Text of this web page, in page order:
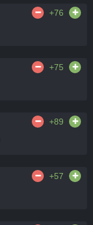
+76
+75
+89
+57